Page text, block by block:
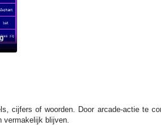
cijfers of woorden. Door arcade-actie te
vermakelijk blijven.